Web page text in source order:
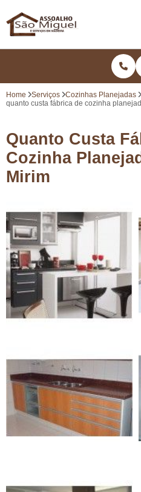
Home Serviços Cozinhas Planejadas
quanto custa fábrica de cozinha
Quanto Custa
Cozinha
Mirim